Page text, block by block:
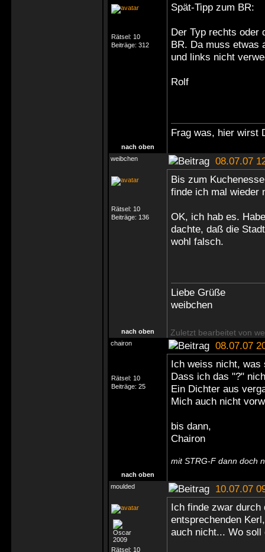
Rätsel: 10
Beiträge: 312
Spät-Tipp zum BR:
Der Typ rechts oder
BR. Da muss etwas
und links nicht
Rolf
Frag was, hier wirst
nach oben
weibchen
08.07.07
Rätsel: 10
Beiträge: 136
Bis zum
finde ich mal wieder
OK, ich hab es.
dachte, daß die
wohl falsch.
Liebe Grüße
weibchen
nach oben Zuletzt bearbeitet von
chairon 08.07.07
Rätsel: 10
Beiträge: 25
Ich weiss nicht, was
Dass ich das "?"
Ein Dichter aus
Mich auch nicht
bis dann,
Chairon
mit STRG-F dann doch
nach oben
moulded
10.07.07
Rätsel: 10
Ich finde zwar durch
entsprechenden
auch nicht... Wo soll